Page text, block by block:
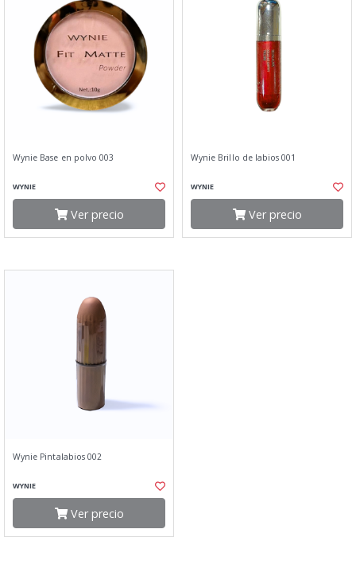
Wynie Base en polvo 003
WYNIE
Ver precio
Wynie Brillo de labios 001
WYNIE
Ver precio
Wynie Pintalabios 002
WYNIE
Ver precio